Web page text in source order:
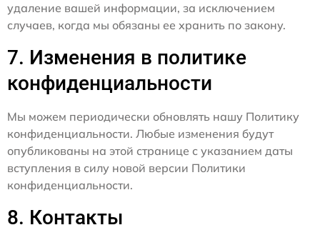
удаление вашей информации, за исключением
случаев, когда мы обязаны ее хранить по закону.
7. Изменения в политике
конфиденциальности
Мы можем периодически обновлять нашу Политику
конфиденциальности. Любые изменения будут
опубликованы на этой странице с указанием даты
вступления в силу новой версии Политики
конфиденциальности.
8. Контакты